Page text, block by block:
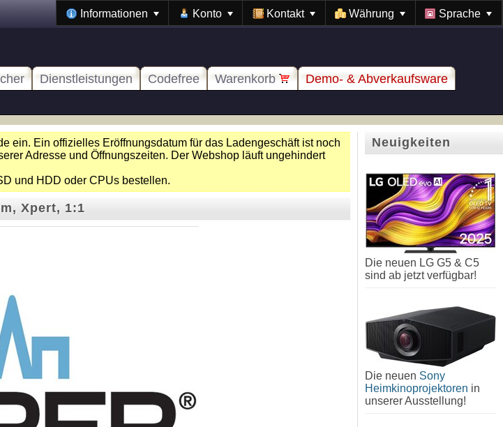
Informationen Konto Kontakt Währung Sprache
Dienstleistungen Codefree Warenkorb
Demo- & Abverkaufsware
ein. Ein offizielles Eröffnungsdatum für das Ladengeschäft ist noch
Adresse und Öffnungszeiten. Der Webshop läuft ungehindert
und HDD oder CPUs bestellen.
Xpert, 1:1
Neuigkeiten
Die neuen LG G5 & C5
sind ab jetzt verfügbar!
Die neuen Sony
Heimkinoprojektoren in
unserer Ausstellung!